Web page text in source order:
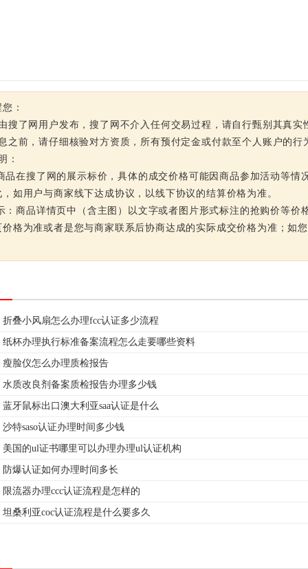
：
搜了网用户发布，搜了网不介入任何交易过程，请自行甄别其真实
之前，请仔细核验对方资质，所有预付定金或付款至个人账户的
：
在搜了网的展示标价，具体的成交价格可能因商品参加活动等情
如用户与商家线下达成协议，以线下协议的结算价格为准。
商品详情页中（含主图）以文字或者图片形式标注的抢购价等价
价格为准或者是您与商家联系后协商达成的实际成交价格为准；如
折叠小风扇怎么办理fcc认证多少流程
纸杯办理执行标准备案流程怎么走要哪些资料
瘦脸仪怎么办理质检报告
水质改良剂备案质检报告办理多少钱
蓝牙鼠标出口澳大利亚saa认证是什么
沙特saso认证办理时间多少钱
美国的ul证书哪里可以办理办理ul认证机构
防爆认证如何办理时间多长
限流器办理ccc认证流程是怎样的
坦桑利亚coc认证流程是什么要多久